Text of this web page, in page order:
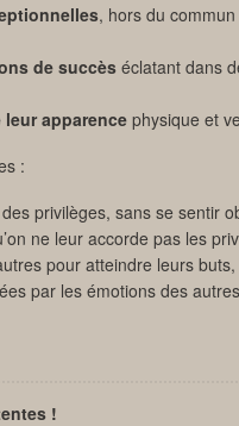
, hors du
de succès éclatant dans
apparence physique et
:
privilèges, sans se sentir
ne leur accorde pas les
pour atteindre leurs buts,
par les émotions des
!